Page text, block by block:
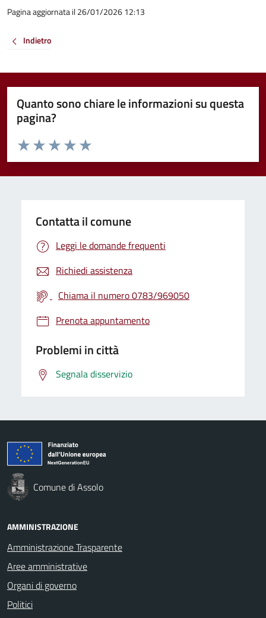
Pagina aggiornata il 26/01/2026 12:13
Indietro
Quanto sono chiare le informazioni su questa
pagina?
Valuta da 1 a 5 stelle la pagina
Valuta 5 stelle su 5
Valuta 4 stelle su 5
Valuta 3 stelle su 5
Valuta 2 stelle su 5
Valuta 1 stelle su 5
Contatta il comune
Leggi le domande frequenti
Richiedi assistenza
Chiama il numero 0783/969050
Prenota appuntamento
Problemi in città
Segnala disservizio
Comune di Assolo
AMMINISTRAZIONE
Amministrazione Trasparente
Aree amministrative
Organi di governo
Politici